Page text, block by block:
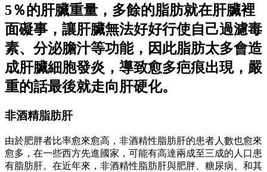
5％的肝臟重量，多餘的脂肪就在肝臟裡
面礙事，讓肝臟無法好好行使自己過濾毒
素、分泌膽汁等功能，因此脂肪太多會造
成肝臟細胞發炎，導致愈多疤痕出現，嚴
重的話最後就走向肝硬化。
非酒精脂肪肝
由於肥胖者比率愈來愈高，非酒精性脂肪肝的患者人數也愈來
愈多，在一些西方先進國家，可能有高達兩成至三成的人口患
有脂肪肝。在近年來，非酒精性脂肪肝與肥胖、糖尿病、和其